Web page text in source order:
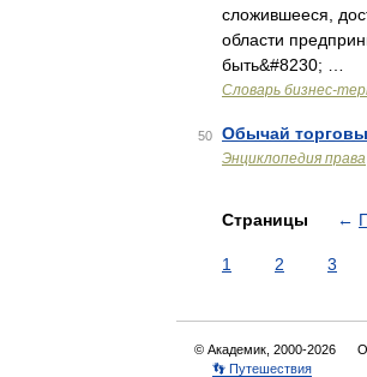
сложившееся,
области
быть&#8230; …
Словарь бизнес-
50 Обычай
Энциклопедия права
Страницы ←
1 2 3
© Академик, 2000-2026
👣 Путешествия